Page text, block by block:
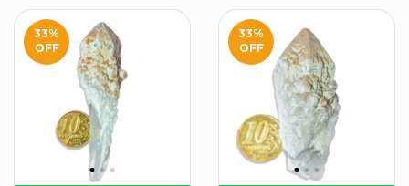
33%
OFF
33%
OFF